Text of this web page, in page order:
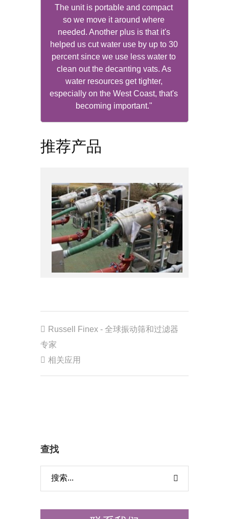
The unit is portable and compact
so we move it around where
needed. Another plus is that it's
helped us cut water use by up to 30
percent since we use less water to
clean out the decanting vats. As
water resources get tighter,
especially on the West Coast, that's
becoming important."
推荐产品
固液分离机
该设备主要用于从液体浆料中分离
固体。除了传统的干湿分离，固液
用。
Russell Finex - 全球振动筛和过滤器
专家
相关应用
查找